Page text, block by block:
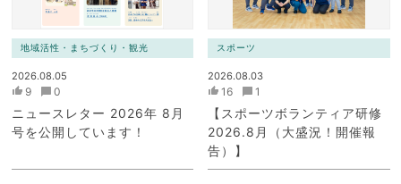
地域活性・まちづくり・観光
2026.08.05
9 0
ニュースレター 2026年 8月
号を公開しています！
スポーツ
2026.08.03
16 1
【スポーツボランティア研修
2026.8月（大盛況！開催報
告）】